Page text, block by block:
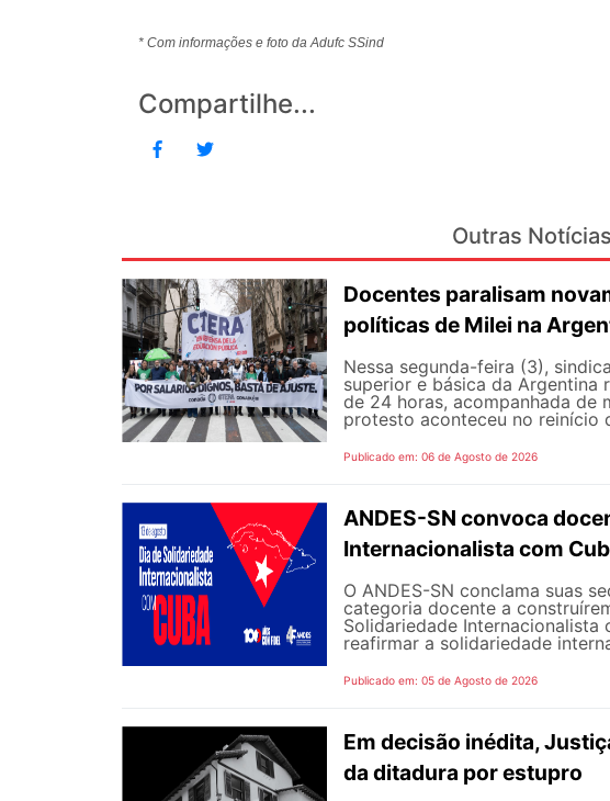
* Com informações e foto da Adufc SSind
Compartilhe...
Outras Notícias
Docentes paralisam
políticas de Milei na
Nessa segunda-feira (3),
superior e básica da Argentina
de 24 horas, acompanhada de
protesto aconteceu no reinício
Publicado em: 06 de Agosto de 2026
ANDES-SN convoca
Internacionalista com
O ANDES-SN conclama suas
categoria docente a
Solidariedade Internacionalista
reafirmar a solidariedade
Publicado em: 05 de Agosto de 2026
Em decisão inédita,
da ditadura por estupro